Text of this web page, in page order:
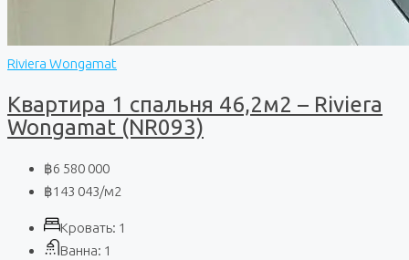
Riviera Wongamat
Квартира 1 спальня 46,2м2 – Riviera
Wongamat (NR093)
฿6 580 000
฿143 043/м2
Кровать: 1
Ванна: 1